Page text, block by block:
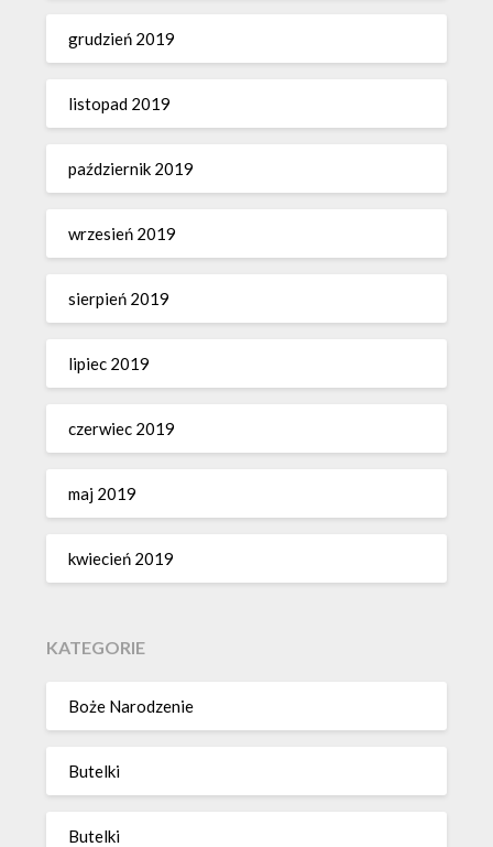
grudzień 2019
listopad 2019
październik 2019
wrzesień 2019
sierpień 2019
lipiec 2019
czerwiec 2019
maj 2019
kwiecień 2019
KATEGORIE
Boże Narodzenie
Butelki
Butelki